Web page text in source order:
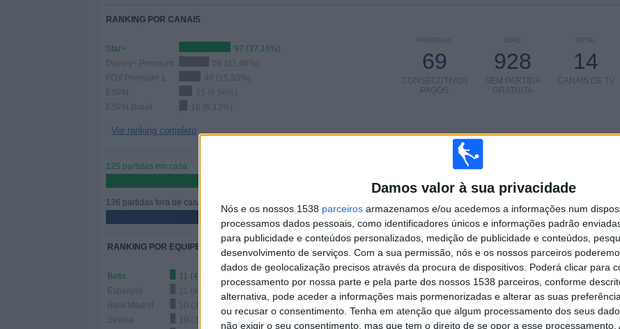
Damos valor à sua privacidade
Nós e os nossos 1538 parceiros armazenamos e/ou acedemos a informações num
processamos dados pessoais, como identificadores únicos e informações padrão
para publicidade e conteúdos personalizados, medição de publicidade e conteúdos,
desenvolvimento de serviços. Com a sua permissão, nós e os nossos parceiros
dados de geolocalização precisos através da procura de dispositivos. Poderá clicar para
processamento por nossa parte e pela parte dos nossos 1538 parceiros, conforme
alternativa, pode aceder a informações mais pormenorizadas e alterar as suas
ou recusar o consentimento. Tenha em atenção que algum processamento dos seus
não exigir o seu consentimento, mas que tem o direito de se opor a esse processamento.
RANKING POR CANAIS
Star+
97 (37,16%)
Disney+ Premium
56 (21,46%)
FOX Premium 1
40 (15,33%)
ESPN
25 (9,58%)
ESPN Brasil
16 (6,13%)
Ver ranking completo
TOTAL
14
CANAIS DE TV
DIAS
928
SEM PARTIDA
GRATUITA
PARTIDAS
69
CONSECUTIVOS
PAGOS
125 partidas em casa
136 partidas fora de casa
RIVAIS
11
VS Betis
4
COMPETIÇÕES
RANKING POR EQUIPES
Betis
11 (4,21%)
Espanyol
11 (4,21%)
Real Madrid
10 (3,83%)
Sevilla
10 (3,83%)
RANKING POR COMPETIÇÕES
179 (68,58%)
LaLiga Hypermotion
70 (26,82%)
Copa del Rey
10 (3,83%)
2 (0,77%)